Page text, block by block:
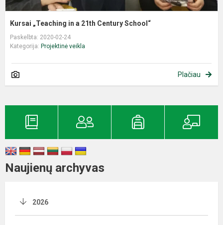
Kursai „Teaching in a 21th Century School“
Paskelbta: 2020-02-24
Kategorija: Projektinė veikla
Plačiau
Naujienų archyvas
2026